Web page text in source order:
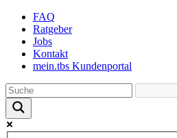
Skip
content
FAQ
Ratgeber
Jobs
Kontakt
mein.tbs Kundenportal